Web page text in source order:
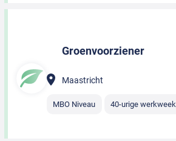
Groenvoorziener
Maastricht
MBO Niveau 40-urige werkweek